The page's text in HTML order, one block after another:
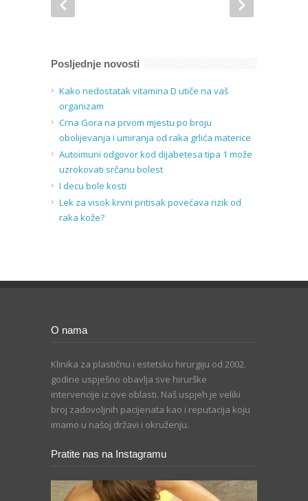
Posljednje novosti
Kako nedostatak vitamina D utiče na vaš
organizam
Crna Gora na prvom mjestu po broju
obolijevanja i umiranja od raka grlića materice
Autoimuni odgovor kod dijabetesa tipa 1 može
uzrokovati srčanu bolest
I decu bole kosti
Lek za visok krvni pritisak povećava rizik od
raka kože?
O nama
Klinika za plastičnu i estetsku hirurgiju od 2002.
godine uspješno obavlja sve hirurške
intervencije iz ove oblasti. Naš uspjeh je veliki
broj zadovoljnih pacijenata kao i reputacija koju
imamo u našoj državi i okruženju.
Pratite nas na Instagramu